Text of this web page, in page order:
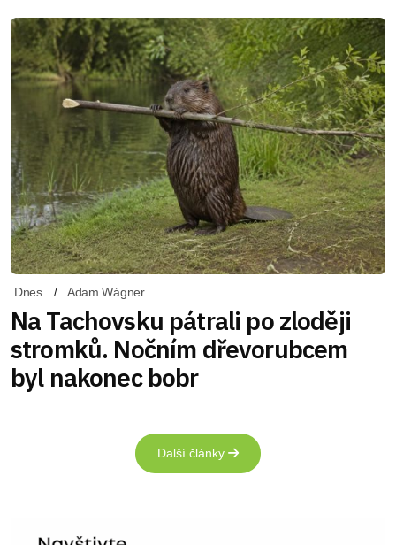
Dnes Adam Wágner
Na Tachovsku pátrali po zloději
stromků. Nočním dřevorubcem
byl nakonec bobr
Další články